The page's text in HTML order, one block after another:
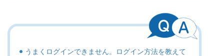
うまくログインできません。ログイン方法を教えて